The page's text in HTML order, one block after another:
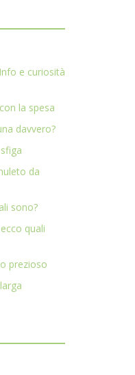
e curiosità
la spesa
davvero?
da
sono?
quali
prezioso